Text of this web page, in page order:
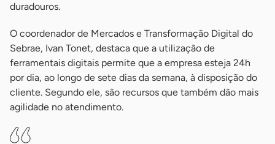
duradouros.
O coordenador de Mercados e Transformação Digital do
Sebrae, Ivan Tonet, destaca que a utilização de
ferramentais digitais permite que a empresa esteja 24h
por dia, ao longo de sete dias da semana, à disposição do
cliente. Segundo ele, são recursos que também dão mais
agilidade no atendimento.